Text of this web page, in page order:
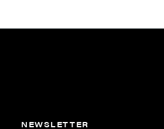
NEWSLETTER